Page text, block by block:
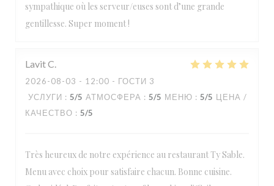
sympathique où les serveur/euses sont d’une grande
gentillesse. Super moment !
LavitC
2026-08-03 - 12:00 - ГОСТИ 3
УСЛУГИ : 5/5 АТМОСФЕРА : 5/5 МЕНЮ : 5/5 ЦЕНА /
КАЧЕСТВО : 5/5
Très heureux de notre expérience au restaurant Ty Sable.
Menu avec choix pour satisfaire chacun. Bonne cuisine.